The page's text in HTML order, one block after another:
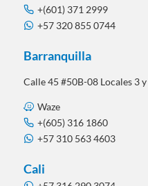
+(601) 371 2999
+57 320 855 0744
Barranquilla
Calle 45 #50B-08 Locales 3
Waze
+(605) 316 1860
+57 310 563 4603
Cali